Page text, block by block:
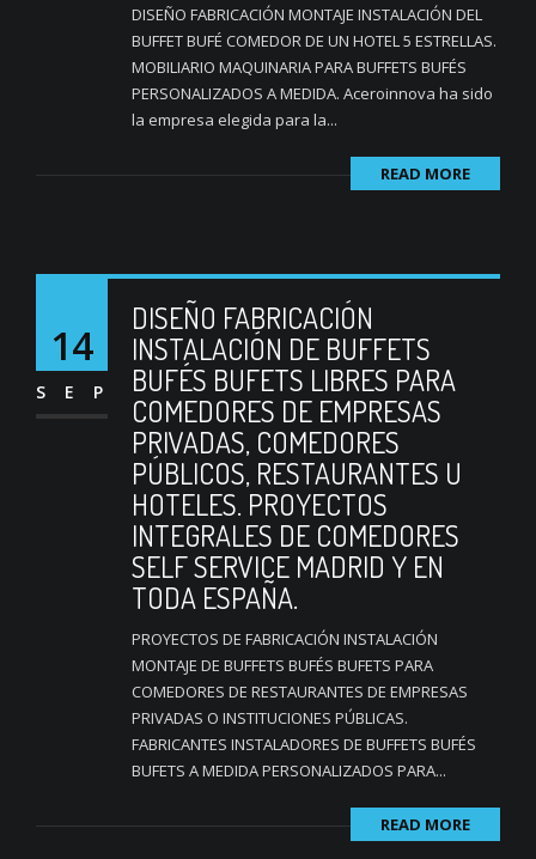
DISEÑO FABRICACIÓN MONTAJE INSTALACIÓN DEL
BUFFET BUFÉ COMEDOR DE UN HOTEL 5 ESTRELLAS.
MOBILIARIO MAQUINARIA PARA BUFFETS BUFÉS
PERSONALIZADOS A MEDIDA. Aceroinnova ha sido
la empresa elegida para la...
READ MORE
14
SEP
DISEÑO FABRICACIÓN
INSTALACIÓN DE BUFFETS
BUFÉS BUFETS LIBRES PARA
COMEDORES DE EMPRESAS
PRIVADAS, COMEDORES
PÚBLICOS, RESTAURANTES U
HOTELES. PROYECTOS
INTEGRALES DE COMEDORES
SELF SERVICE MADRID Y EN
TODA ESPAÑA.
PROYECTOS DE FABRICACIÓN INSTALACIÓN
MONTAJE DE BUFFETS BUFÉS BUFETS PARA
COMEDORES DE RESTAURANTES DE EMPRESAS
PRIVADAS O INSTITUCIONES PÚBLICAS.
FABRICANTES INSTALADORES DE BUFFETS BUFÉS
BUFETS A MEDIDA PERSONALIZADOS PARA...
READ MORE